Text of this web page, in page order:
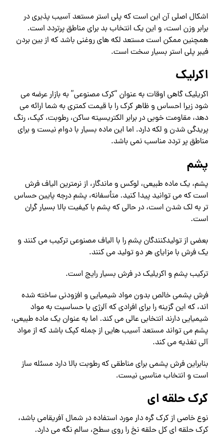
اشکال اصلی آن این است که پلی استر مستعد آسیب پذیری در
برابر وزن است، و این یک انتخاب بد برای مناطق پرتردد است.
همچنین ممکن است مستعد لکه های روغنی باشد که از بین بردن
فیبر پلی استر بسیار سخت است.
اکرلیک
اکریلیک گاهی اوقات به عنوان “کرک مصنوعی” به بازار عرضه می
شود زیرا احساس و ظاهر کرک را با قیمت کمتری به شما ارائه می
دهد، مقاومت خوبی در برابر الکتریسیته ساکن، رطوبت، کپک، رنگ
پریدگی شدن و لکه دارد. اما این ماده بسیار با دوام نیست و برای
مناطق پر تردد مناسب نمی باشد.
پشم
پشم، یک ماده طبیعی، لوکس و ماندگار، از نرمترین الیاف فرش
است که می توانید پیدا کنید. متأسفانه، پشم درجه پایین حساس
تر به لک شدن است، در حالی که پشم با کیفیت بالا بسیار گران
است.
بعضی از تولیدکنندگان پشم را با الیاف مصنوعی ترکیب می کنند و
یک فرش با مزایای هر دو تولید می کنند.
ترکیب پشم و اکریلیک در فرش بسیار رایج است.
فرش پشمی خالص بدون مواد شیمیایی و افزودنی ساخته شده
اند، که این گزینه را برای افرادی که آلرژی یا حساسیت به مواد
شیمیایی دارند انتخابی عالی می کند. اما به عنوان یک ماده طبیعی،
پشم می تواند مستعد آسیب هایی از جمله کپک باشد که از مواد
آلی تغذیه می کند.
بنابراین فرش پشمی برای مناطقی که رطوبت بالا دارد مسئله ساز
است و انتخاب مناسبی نیست.
کرک حلقه ای
نوع خاصی از کرک گره دار مورد استفاده در شمال آفریقامی باشد،
کرک حلقه ای کل حلقه نخ را روی سطح، سالم نگه می دارد.